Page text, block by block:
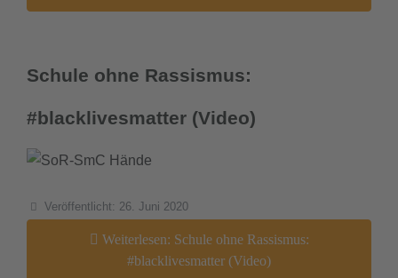
Schule ohne Rassismus:
#blacklivesmatter (Video)
Details
Veröffentlicht: 26. Juni 2020
Weiterlesen: Schule ohne Rassismus:
#blacklivesmatter (Video)